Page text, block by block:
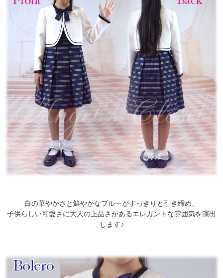
白の華やかさと鮮やかなブルーがすっきりと引き締め、
子供らしい可愛さに大人の上品さがあるエレガントな雰囲気を演出
します♪